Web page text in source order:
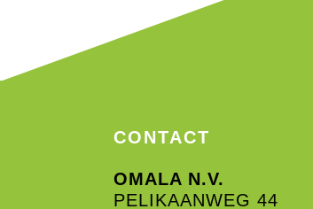
CONTACT
OMALA N.V.
PELIKAANWEG 44